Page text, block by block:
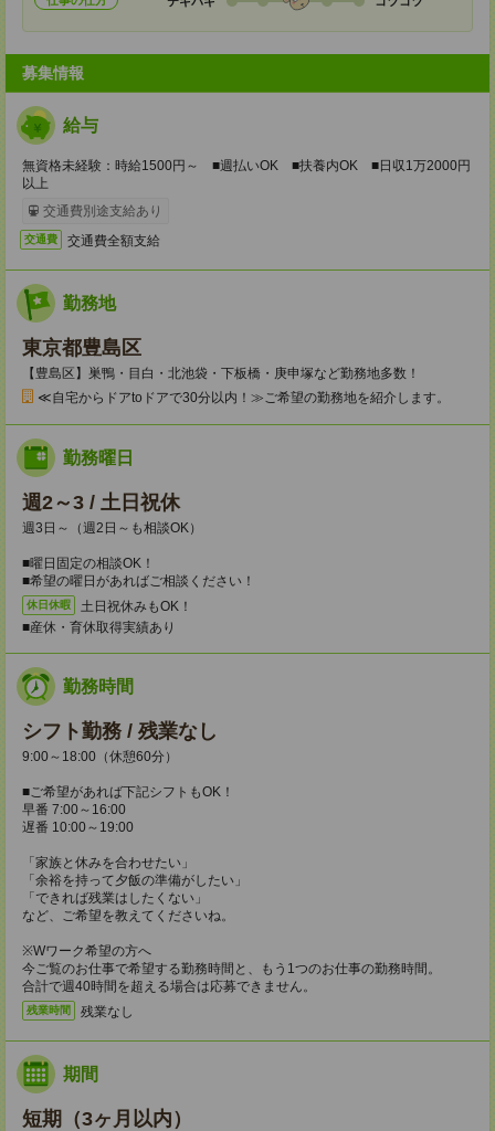
募集情報
給与
無資格未経験：時給1500円～ ■週払いOK ■扶養内OK ■日収1万2000円
以上
交通費別途支給あり
交通費 交通費全額支給
勤務地
東京都豊島区
【豊島区】巣鴨・目白・北池袋・下板橋・庚申塚など勤務地多数！
≪自宅からドアtoドアで30分以内！≫ご希望の勤務地を紹介します。
勤務曜日
週2～3 / 土日祝休
週3日～（週2日～も相談OK）
■曜日固定の相談OK！
■希望の曜日があればご相談ください！
休日休暇
土日祝休みもOK！
■産休・育休取得実績あり
勤務時間
シフト勤務 / 残業なし
9:00～18:00（休憩60分）
■ご希望があれば下記シフトもOK！
早番 7:00～16:00
遅番 10:00～19:00
「家族と休みを合わせたい」
「余裕を持って夕飯の準備がしたい」
「できれば残業はしたくない」
など、ご希望を教えてくださいね。
※Wワーク希望の方へ
今ご覧のお仕事で希望する勤務時間と、もう1つのお仕事の勤務時間。
合計で週40時間を超える場合は応募できません。
残業時間 残業なし
期間
短期（3ヶ月以内）